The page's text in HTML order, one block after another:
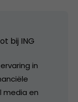
bij ING
in
media en